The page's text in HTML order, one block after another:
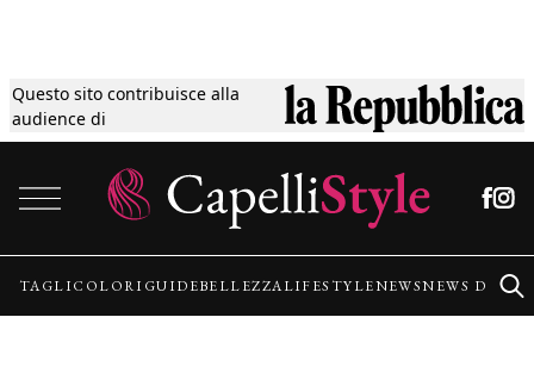
Questo sito contribuisce alla
audience di
Tagli
Colori
Guide
TAGLICOLORI GUIDEBELLEZZALIFESTYLENEWSNEWS